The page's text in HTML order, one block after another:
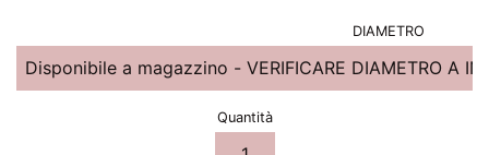
DIAMETRO
Quantità